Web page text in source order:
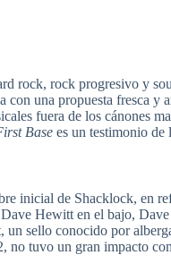
rock, rock progresivo y
una propuesta fresca
fuera de los cánones
Base es un testimonio de
inicial de Shacklock, en
Hewitt en el bajo,
sello conocido por
tuvo un gran impacto